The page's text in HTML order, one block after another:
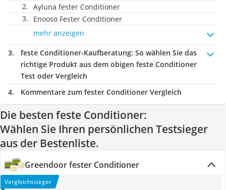
Ayluna fester Conditioner
Enooso Fester Conditioner
mehr anzeigen
feste Conditioner-Kaufberatung: So wählen Sie das
richtige Produkt aus dem obigen feste Conditioner
Test oder Vergleich
Kommentare zum fester Conditioner Vergleich
Die besten feste Conditioner:
Wählen Sie Ihren persönlichen Testsieger
aus der Bestenliste.
Greendoor fester Conditioner
Vergleichssieger